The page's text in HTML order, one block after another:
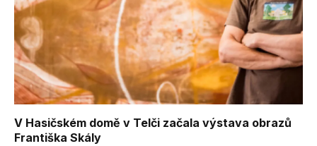
V Hasičském domě v Telči začala výstava obrazů
Františka Skály